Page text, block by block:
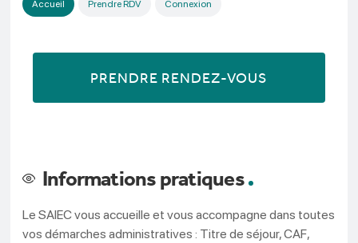
Accueil Prendre RDV Connexion
PRENDRE RENDEZ-VOUS
Informations pratiques
Le SAIEC vous accueille et vous accompagne dans toutes
vos démarches administratives : Titre de séjour, CAF,